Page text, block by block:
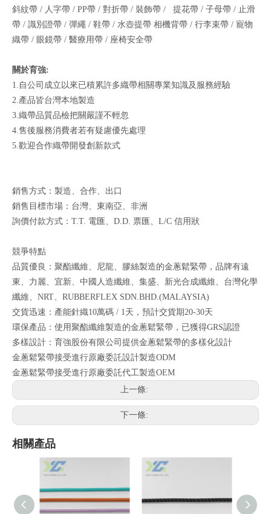
斜紋帶 / 人字帶 / PP帶 / 對折帶 / 裝飾帶 / 提花帶 / 子母帶 / 止滑
帶 / 識別證帶 / 彈繩 / 鞋帶 / 水壺提帶 相機背帶 / 行李束帶 / 寵物
織帶 / 眼鏡帶 / 醫療用帶 / 座椅安全帶
關於育強:
1.自公司成立以來已積累許多織帶相關專業知識及服務經驗
2.產品皆台灣本地製造
3.織帶品質品檢把關嚴謹不輕忽
4.售後服務消費者若有疑慮優先處理
5.歡迎合作織帶開發創新款式
銷售方式：製造、合作、出口
銷售目標市場：台灣、東南亞、非洲
詢價付款方式：T.T. 電匯、D.D. 票匯、L/C 信用狀
競爭特點
品質優良：聚酯纖維、尼龍、膠絲製造的金蔥鬆緊帶，品牌有遠
東、力麗、宜新、中國人造纖維、集盛、新光合成纖維、台灣化學
纖維、NRT、RUBBERFLEX SDN.BHD.(MALAYSIA)
交貨迅速：產能針織10萬碼 / 1天，預計交貨期20-30天
環保產品：使用聚酯纖維製造的金蔥鬆緊帶，已獲得GRS認證
多樣設計：育強股份有限公司提供金蔥鬆緊帶的多樣化設計
金蔥鬆緊帶接受進行原廠委託設計製造ODM
金蔥鬆緊帶接受進行原廠委託代工製造OEM
上一條:
下一條:
相關產品